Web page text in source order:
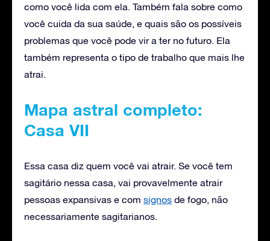
como você lida com ela. Também fala sobre como
você cuida da sua saúde, e quais são os possíveis
problemas que você pode vir a ter no futuro. Ela
também representa o tipo de trabalho que mais lhe
atrai.
Mapa astral completo:
Casa VII
Essa casa diz quem você vai atrair. Se você tem
sagitário nessa casa, vai provavelmente atrair
pessoas expansivas e com signos de fogo, não
necessariamente sagitarianos.